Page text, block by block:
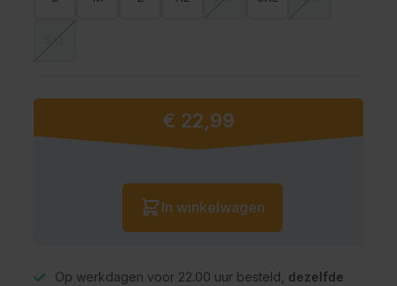
5XL
Vanaf:
€ 22,99
Aantal
In winkelwagen
Op werkdagen voor 22.00 uur besteld, dezelfde